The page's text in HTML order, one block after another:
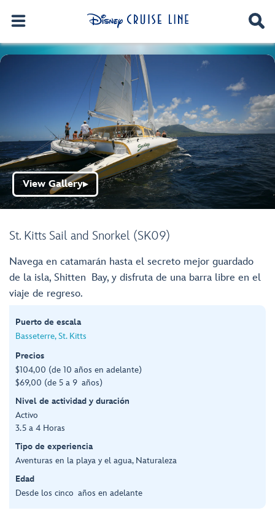
St. Kitts Sail and Snorkel (SK09)
View Gallery▶
Navega en catamarán hasta el secreto mejor guardado
de la isla, Shitten Bay, y disfruta de una barra libre en el
viaje de regreso.
Puerto de escala
Basseterre, St. Kitts
Precios
$104,00 (de 10 años en adelante)
$69,00 (de 5 a 9 años)
Nivel de actividad y duración
Activo
3.5 a 4 Horas
Tipo de experiencia
Aventuras en la playa y el agua, Naturaleza
Edad
Desde los cinco años en adelante